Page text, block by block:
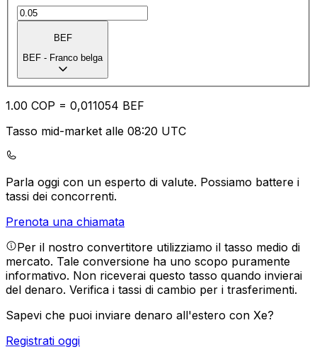
BEF
BEF - Franco belga
1.00 COP = 0,011054 BEF
Tasso mid-market alle 08:20 UTC
Parla oggi con un esperto di valute. Possiamo battere i
tassi dei concorrenti.
Prenota una chiamata
Per il nostro convertitore utilizziamo il tasso medio di
mercato. Tale conversione ha uno scopo puramente
informativo. Non riceverai questo tasso quando invierai
del denaro. Verifica i tassi di cambio per i trasferimenti.
Sapevi che puoi inviare denaro all'estero con Xe?
Registrati oggi